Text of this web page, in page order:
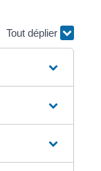
Tout déplier